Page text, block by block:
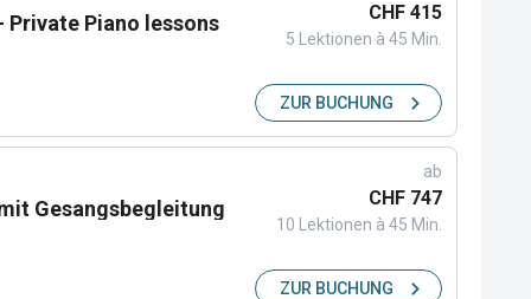
Piano lessons CHF 415
5 Lektionen à 45 Min.
ZUR BUCHUNG
Gesangsbegleitung
ab
CHF 747
10 Lektionen à 45 Min.
ZUR BUCHUNG